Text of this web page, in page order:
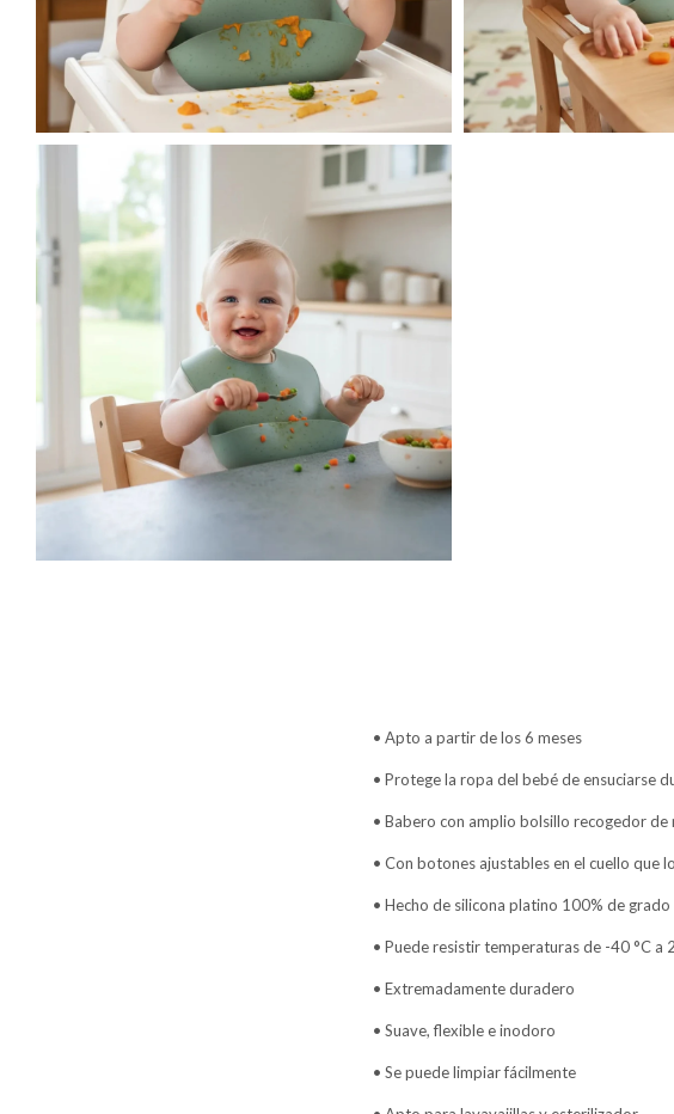
• Apto a partir de los 6 meses
• Protege la ropa del bebé de ensuciarse
• Babero con amplio bolsillo recogedor de
• Con botones ajustables en el cuello que
• Hecho de silicona platino 100% de
• Puede resistir temperaturas de -40 °C a
• Extremadamente duradero
• Suave, flexible e inodoro
• Se puede limpiar fácilmente